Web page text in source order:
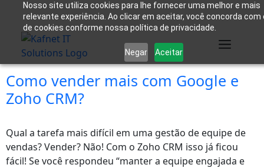
Nosso site utiliza cookies para lhe fornecer uma melhor e mais
relevante experiência. Ao clicar em aceitar, você concorda com
de cookies conforme nossa política de privacidade.
Negar Aceitar
Como vender mais com Google e
Zoho CRM?
Qual a tarefa mais difícil em uma gestão de equipe de
vendas? Vender? Não! Com o Zoho CRM isso já ficou
fácil! Se você respondeu “manter a equipe engajada e